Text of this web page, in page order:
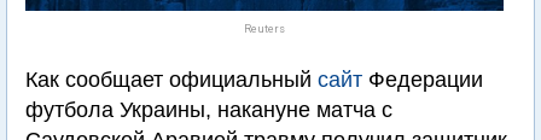
Reuters
Как сообщает официальный сайт Федерации
футбола Украины, накануне матча с